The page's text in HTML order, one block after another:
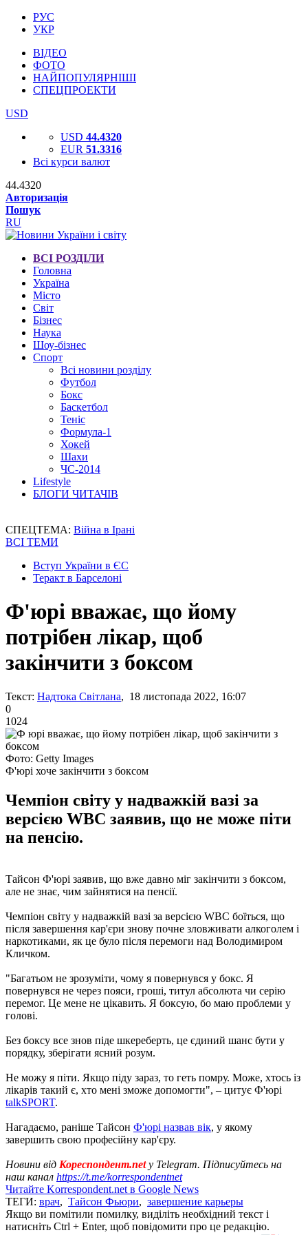
РУС
УКР
ВІДЕО
ФОТО
НАЙПОПУЛЯРНІШІ
СПЕЦПРОЕКТИ
USD
USD 44.4320
EUR 51.3316
Всі курси валют
44.4320
Авторизація
Пошук
RU
ВСІ РОЗДІЛИ
Головна
Україна
Місто
Світ
Бізнес
Наука
Шоу-бізнес
Спорт
Всі новини розділу
Футбол
Бокс
Баскетбол
Теніс
Формула-1
Хокей
Шахи
ЧС-2014
Lifestyle
БЛОГИ ЧИТАЧІВ
СПЕЦТЕМА: Війна в Ірані
ВСІ ТЕМИ
Вступ України в ЄС
Теракт в Барселоні
Ф'юрі вважає, що йому
потрібен лікар, щоб
закінчити з боксом
Текст: Надтока Світлана, 18 листопада 2022, 16:07
0
1024
Фото: Getty Images
Ф'юрі хоче закінчити з боксом
Чемпіон світу у надважкій вазі за
версією WBC заявив, що не може піти
на пенсію.
Тайсон Ф'юрі заявив, що вже давно міг закінчити з боксом,
але не знає, чим зайнятися на пенсії.
Чемпіон світу у надважкій вазі за версією WBC боїться, що
після завершення кар'єри знову почне зловживати алкоголем і
наркотиками, як це було після перемоги над Володимиром
Кличком.
"Багатьом не зрозуміти, чому я повернувся у бокс. Я
повернувся не через пояси, гроші, титул абсолюта чи серію
перемог. Це мене не цікавить. Я боксую, бо маю проблеми у
голові.
Без боксу все знов піде шкереберть, це єдиний шанс бути у
порядку, зберігати ясний розум.
Не можу я піти. Якщо піду зараз, то геть помру. Може, хтось із
лікарів такий є, хто мені зможе допомогти", – цитує Ф'юрі
talkSPORT.
Нагадаємо, раніше Тайсон Ф'юрі назвав вік, у якому
завершить свою професійну кар'єру.
Новини від Кореспондент.netу Telegram. Підписуйтесь на
наш канал https://t.me/korrespondentnet
Читайте Korrespondent.net в Google News
ТЕГИ: врач, Тайсон Фьюри, завершение карьеры
Якщо ви помітили помилку, виділіть необхідний текст і
натисніть Ctrl + Enter, щоб повідомити про це редакцію.